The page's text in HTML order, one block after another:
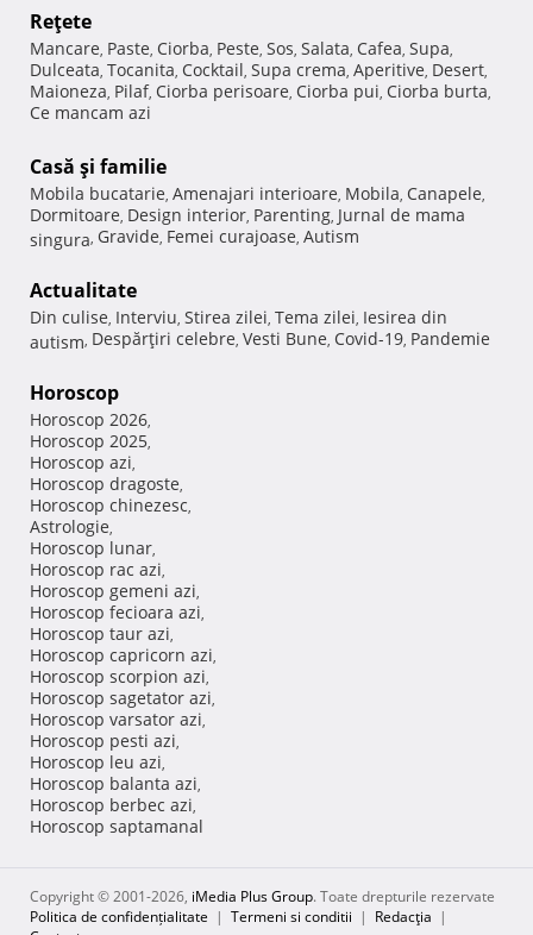
Reţete
Mancare, Paste, Ciorba, Peste, Sos, Salata, Cafea, Supa,
Dulceata, Tocanita, Cocktail, Supa crema, Aperitive, Desert,
Maioneza, Pilaf, Ciorba perisoare, Ciorba pui, Ciorba burta,
Ce mancam azi
Casă şi familie
Mobila bucatarie, Amenajari interioare, Mobila, Canapele,
Dormitoare, Design interior, Parenting, Jurnal de mama
singura, Gravide, Femei curajoase, Autism
Actualitate
Din culise, Interviu, Stirea zilei, Tema zilei, Iesirea din
autism, Despărţiri celebre, Vesti Bune, Covid-19, Pandemie
Horoscop
Horoscop 2026,
Horoscop 2025,
Horoscop azi,
Horoscop dragoste,
Horoscop chinezesc,
Astrologie,
Horoscop lunar,
Horoscop rac azi,
Horoscop gemeni azi,
Horoscop fecioara azi,
Horoscop taur azi,
Horoscop capricorn azi,
Horoscop scorpion azi,
Horoscop sagetator azi,
Horoscop varsator azi,
Horoscop pesti azi,
Horoscop leu azi,
Horoscop balanta azi,
Horoscop berbec azi,
Horoscop saptamanal
Copyright © 2001-2026, iMedia Plus Group. Toate drepturile rezervate
Politica de confidențialitate | Termeni si conditii | Redacţia |